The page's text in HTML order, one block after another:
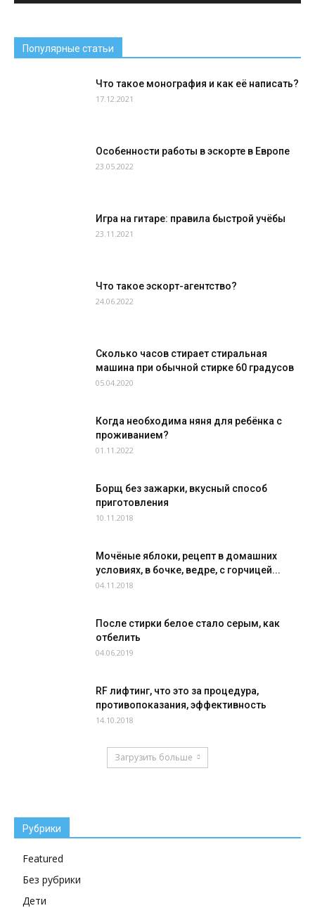
Популярные статьи
Что такое монография и как её написать?
17.12.2021
Особенности работы в эскорте в Европе
23.05.2022
Игра на гитаре: правила быстрой учёбы
23.11.2021
Что такое эскорт-агентство?
24.06.2022
Сколько часов стирает стиральная
машина при обычной стирке 60 градусов
05.04.2020
Когда необходима няня для ребёнка с
проживанием?
01.11.2022
Борщ без зажарки, вкусный способ
приготовления
10.11.2018
Мочёные яблоки, рецепт в домашних
условиях, в бочке, ведре, с горчицей...
04.11.2018
После стирки белое стало серым, как
отбелить
04.06.2019
RF лифтинг, что это за процедура,
противопоказания, эффективность
14.10.2018
Загрузить больше
Рубрики
Featured
Без рубрики
Дети